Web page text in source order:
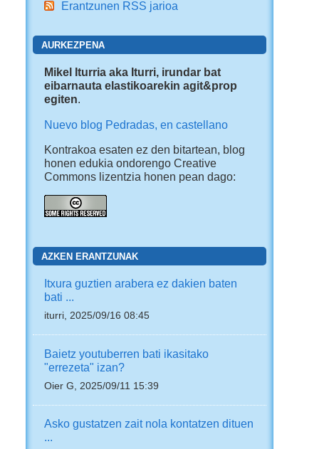
Erantzunen RSS jarioa
AURKEZPENA
Mikel Iturria aka Iturri, irundar bat
eibarnauta elastikoarekin agit&prop
egiten.
Nuevo blog Pedradas, en castellano
Kontrakoa esaten ez den bitartean, blog
honen edukia ondorengo Creative
Commons lizentzia honen pean dago:
AZKEN ERANTZUNAK
Itxura guztien arabera ez dakien baten
bati ...
iturri, 2025/09/16 08:45
Baietz youtuberren bati ikasitako
"errezeta" izan?
Oier G, 2025/09/11 15:39
Asko gustatzen zait nola kontatzen dituen
...